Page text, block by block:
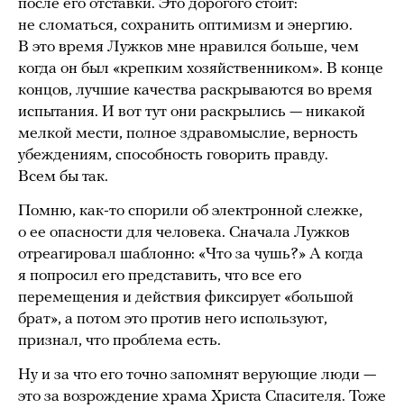
после его отставки. Это дорогого стоит:
не сломаться, сохранить оптимизм и энергию.
В это время Лужков мне нравился больше, чем
когда он был «крепким хозяйственником». В конце
концов, лучшие качества раскрываются во время
испытания. И вот тут они раскрылись — никакой
мелкой мести, полное здравомыслие, верность
убеждениям, способность говорить правду.
Всем бы так.
Помню, как-то спорили об электронной слежке,
о ее опасности для человека. Сначала Лужков
отреагировал шаблонно: «Что за чушь?» А когда
я попросил его представить, что все его
перемещения и действия фиксирует «большой
брат», а потом это против него используют,
признал, что проблема есть.
Ну и за что его точно запомнят верующие люди —
это за возрождение храма Христа Спасителя. Тоже